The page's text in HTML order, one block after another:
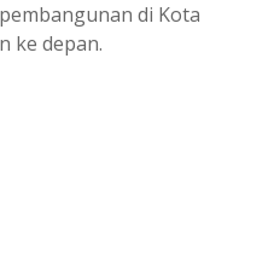
di Kota
ke depan.